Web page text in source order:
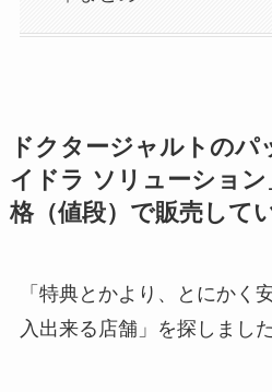
ドクタージャルトの
イドラ ソリューション
格（値段）で販売して
「特典とかより、とにかく
入出来る店舗」を探しました